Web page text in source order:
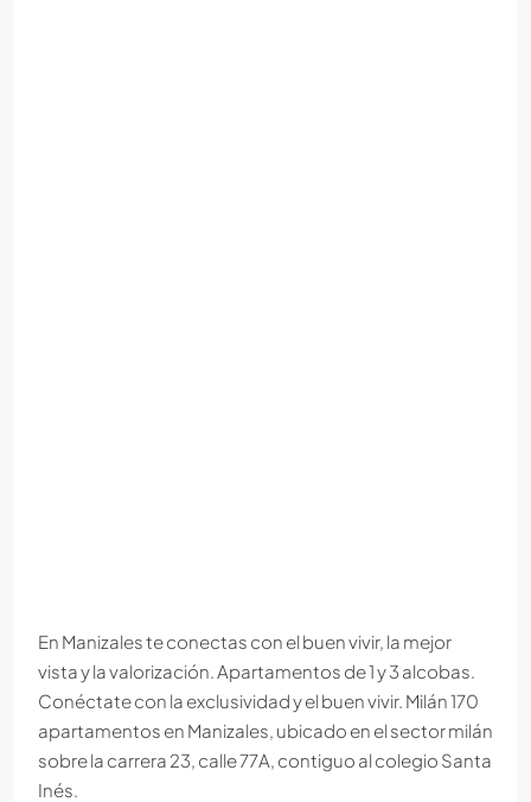
En Manizales te conectas con el buen vivir, la mejor
vista y la valorización. Apartamentos de 1 y 3 alcobas.
Conéctate con la exclusividad y el buen vivir. Milán 170
apartamentos en Manizales, ubicado en el sector milán
sobre la carrera 23, calle 77A, contiguo al colegio Santa
Inés.